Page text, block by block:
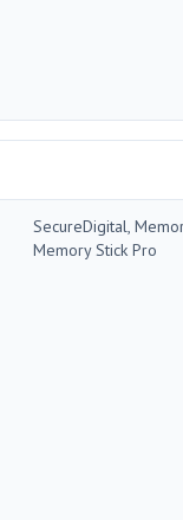
SecureDigital,
Memory Stick Pro